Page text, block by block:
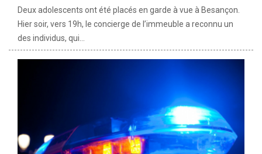
Deux adolescents ont été placés en garde à vue à Besançon.
Hier soir, vers 19h, le concierge de l’immeuble a reconnu un
des individus, qui...